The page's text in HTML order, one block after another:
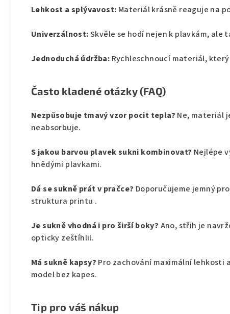
Lehkost a splývavost: Materiál krásně reaguje na
Univerzálnost:Skvěle se hodí nejen k plavkám, ale
Jednoduchá údržba: Rychleschnoucí materiál,
Často kladené otázky (FAQ)
Nezpůsobuje tmavý vzor pocit tepla? Ne, materiál
neabsorbuje.
S jakou barvou plavek sukni kombinovat? Nejlépe
hnědými plavkami.
Dá se sukně prát v pračce? Doporučujeme jemný
struktura printu .
Je sukně vhodná i pro širší boky? Ano, střih je
opticky zeštíhlil.
Má sukně kapsy? Pro zachování maximální lehkosti
model bez kapes.
Tip pro váš nákup